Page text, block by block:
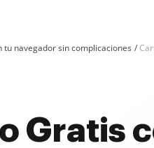
navegador sin complicaciones
Gratis